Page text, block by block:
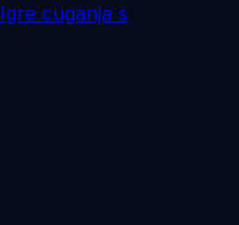
Igre cuganja s